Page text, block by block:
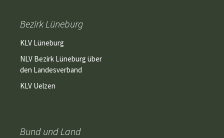
Bezirk Lüneburg
KLV Lüneburg
NLV Bezirk Lüneburg über
den Landesverband
KLV Uelzen
Bund und Land